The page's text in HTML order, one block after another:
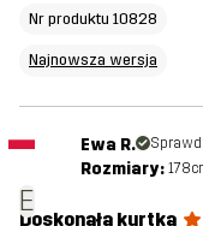
Nr produktu 10828
Najnowsza wersja
E
Ewa R.
Rozmiary:
Doskonała kurtka